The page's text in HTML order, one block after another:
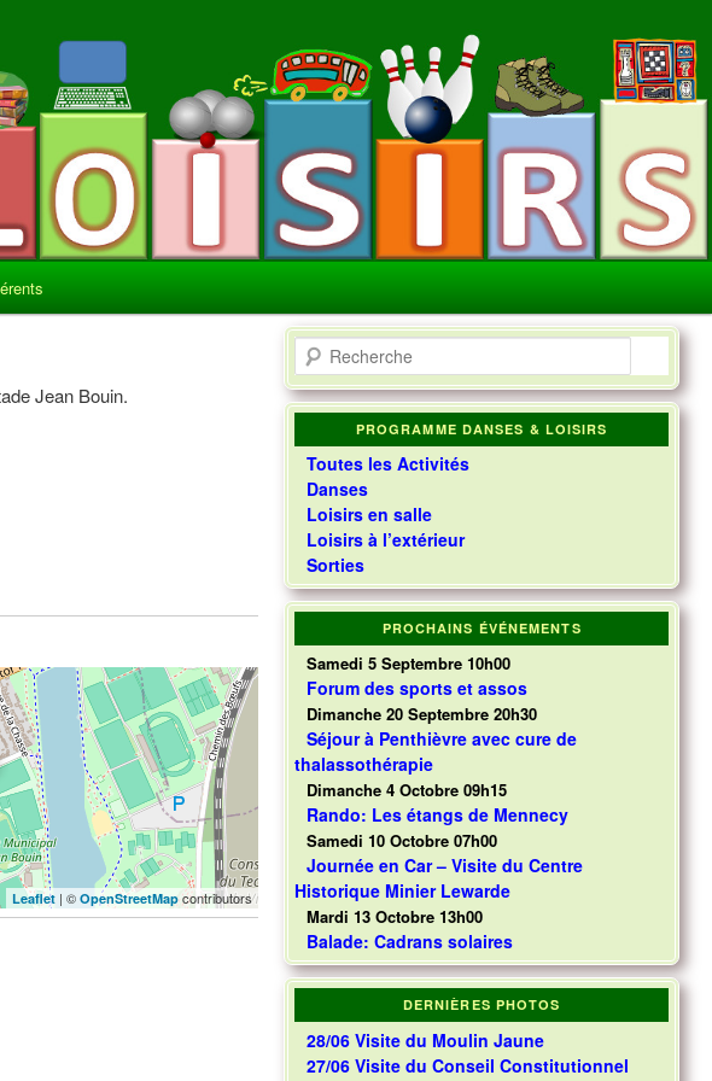
Jean Bouin.
Leaflet| © OpenStreetMapcontributors
e
c
h
PROGRAMME DANSES & LOISIRS
Toutes les Activités
Danses
Loisirs en salle
Loisirs à l’extérieur
Sorties
PROCHAINS ÉVÉNEMENTS
Samedi 5 Septembre 10h00
Forum des sports et assos
Dimanche 20 Septembre 20h30
Séjour à Penthièvre avec cure de
thalassothérapie
Dimanche 4 Octobre 09h15
Rando: Les étangs de Mennecy
Samedi 10 Octobre 07h00
Journée en Car – Visite du Centre
Historique Minier Lewarde
Mardi 13 Octobre 13h00
Balade: Cadrans solaires
DERNIÈRES PHOTOS
28/06 Visite du Moulin Jaune
27/06 Visite du Conseil Constitutionnel